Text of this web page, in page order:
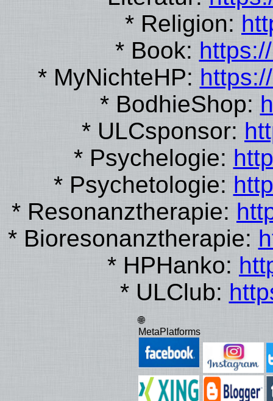
* Religion:
* Book:
* MyNichteHP:
* BodhieShop:
* ULCsponsor:
* Psychelogie:
* Psychetologie:
* Resonanztherapie:
* Bioresonanztherapie:
* HPHanko:
* ULClub:
🌐
MetaPlatforms